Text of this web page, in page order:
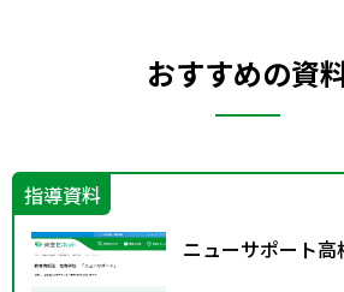
おすすめの資
指導資料
ニューサポート高